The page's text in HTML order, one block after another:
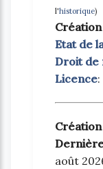
l'historique)
Etat de
Droit de
Licence:
août